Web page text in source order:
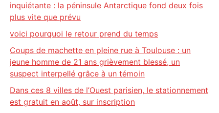
inquiétante : la péninsule Antarctique fond deux fois
plus vite que prévu
voici pourquoi le retour prend du temps
Coups de machette en pleine rue à Toulouse : un
jeune homme de 21 ans grièvement blessé, un
suspect interpellé grâce à un témoin
Dans ces 8 villes de l’Ouest parisien, le stationnement
est gratuit en août, sur inscription